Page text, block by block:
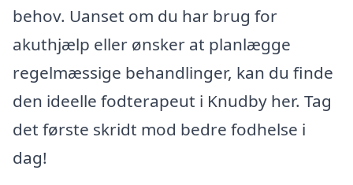
behov. Uanset om du har brug for
akuthjælp eller ønsker at planlægge
regelmæssige behandlinger, kan du finde
den ideelle fodterapeut i Knudby her. Tag
det første skridt mod bedre fodhelse i
dag!